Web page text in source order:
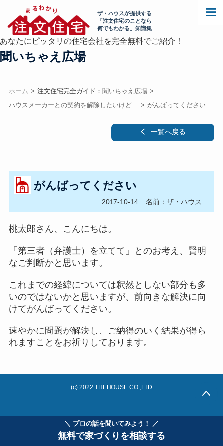
＼ プロの話を聞いてみよう！ ／
無料で家づくりを相談する
ザ・ハウスが提供する
「注文住宅のことなら
何でもわかる」知識集
あなたにピッタリの住宅会社を完全無料でご紹介！
聞いちゃえ広場
ホーム 注文住宅完全ガイド： 聞いちゃえ広場
ハウスメーカーとの契約を解除したいけど…
がんばってください
一覧へ戻る
がんばってください
2017-10-14 名前：ザ・ハウス
桃太郎さん、こんにちは。
「第三者（弁護士）を立てて」とのお考え、賢明
なご判断かと思います。
これまでの経緯については釈然としない部分も多
いのではないかと思いますが、前向きな解決に向
けてがんばってください。
速やかに問題が解決し、ご納得のいく結果が得ら
れますことをお祈りしております。
(c) 2022 THEHOUSE CO.,LTD